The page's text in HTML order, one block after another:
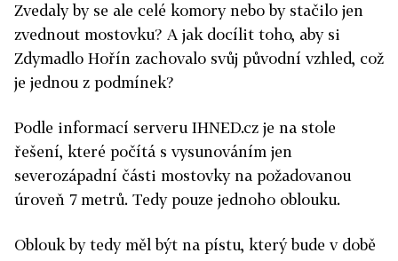
Zvedaly by se ale celé komory nebo by stačilo jen
zvednout mostovku? A jak docílit toho, aby si
Zdymadlo Hořín zachovalo svůj původní vzhled, což
je jednou z podmínek?
Podle informací serveru IHNED.cz je na stole
řešení, které počítá s vysunováním jen
severozápadní části mostovky na požadovanou
úroveň 7 metrů. Tedy pouze jednoho oblouku.
Oblouk by tedy měl být na pístu, který bude v době